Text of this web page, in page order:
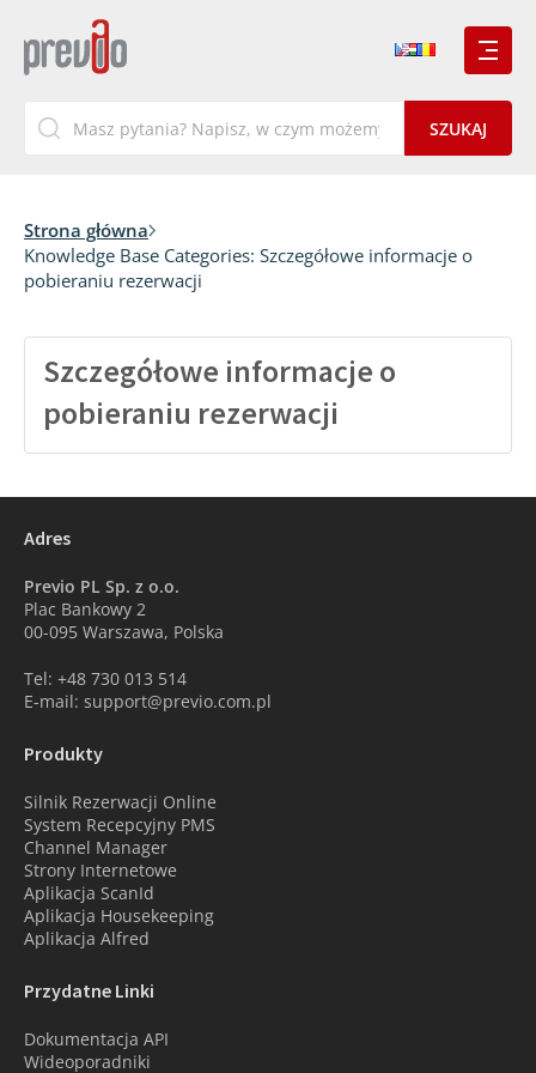
Strona główna
Knowledge Base Categories: Szczegółowe informacje o
pobieraniu rezerwacji
Szczegółowe informacje o
pobieraniu rezerwacji
Adres
Previo PL Sp. z o.o.
Plac Bankowy 2
00-095 Warszawa, Polska
Tel: +48 730 013 514
E-mail: support@previo.com.pl
Produkty
Silnik Rezerwacji Online
System Recepcyjny PMS
Channel Manager
Strony Internetowe
Aplikacja ScanId
Aplikacja Housekeeping
Aplikacja Alfred
Przydatne Linki
Dokumentacja API
Wideoporadniki